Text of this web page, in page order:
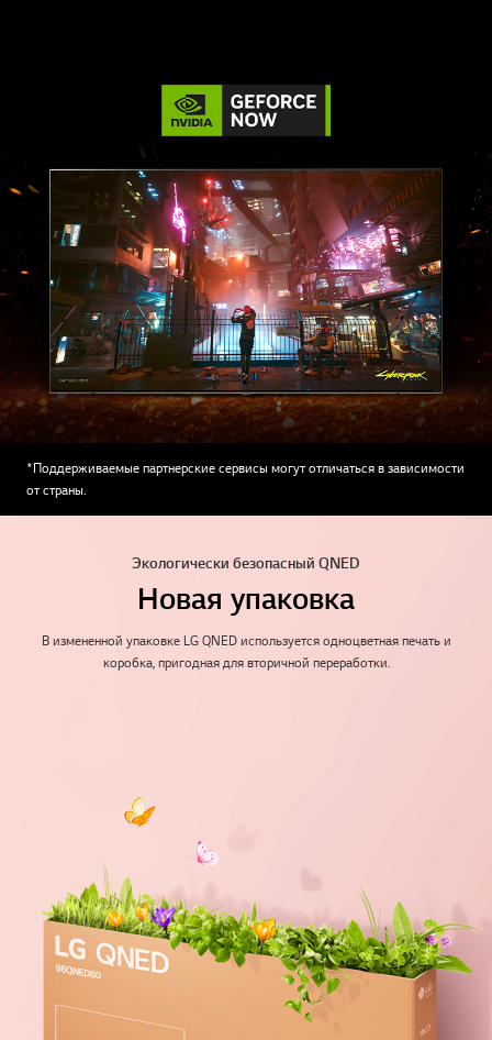
*Поддерживаемые партнерские сервисы могут отличаться в зависимости
от страны.
Экологически безопасный QNED
Новая упаковка
В измененной упаковке LG QNED используется одноцветная печать и
коробка, пригодная для вторичной переработки.